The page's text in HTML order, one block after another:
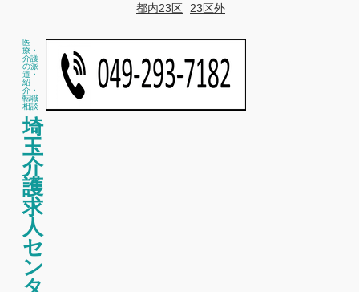
都内23区 23区外
医
療・
介護
の派
遣・
紹
介・
転職
相談
埼
玉
介
護
求
人
セ
ン
タ